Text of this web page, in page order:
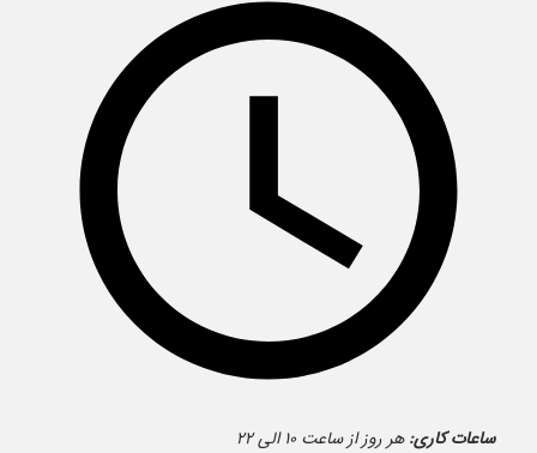
ساعات کاری: هر روز از ساعت ۱۰ الی ۲۲